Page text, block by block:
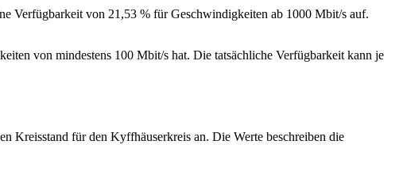
Verfügbarkeit von 21,53 % für Geschwindigkeiten ab 1000 Mbit/s auf.
von mindestens 100 Mbit/s hat. Die tatsächliche Verfügbarkeit kann je
Kreisstand für den Kyffhäuserkreis an. Die Werte beschreiben die